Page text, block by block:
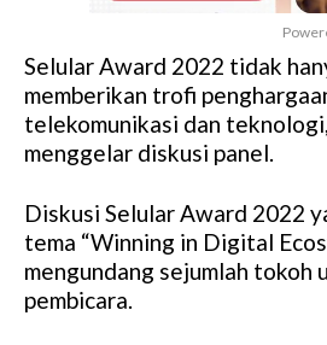
Selular Award 2022 tidak
memberikan trofi
telekomunikasi dan
menggelar diskusi panel.
Diskusi Selular Award 2022
tema “Winning in Digital
mengundang sejumlah tokoh
pembicara.